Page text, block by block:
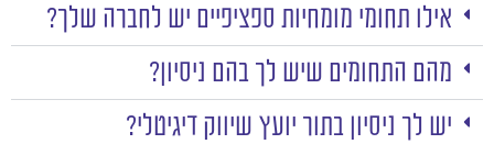
אילו תחומי מומחיות ספציפיים יש לחברה שלך?
מהם התחומים שיש לך בהם ניסיון?
יש לך ניסיון בתור יועץ שיווק דיגיטלי?